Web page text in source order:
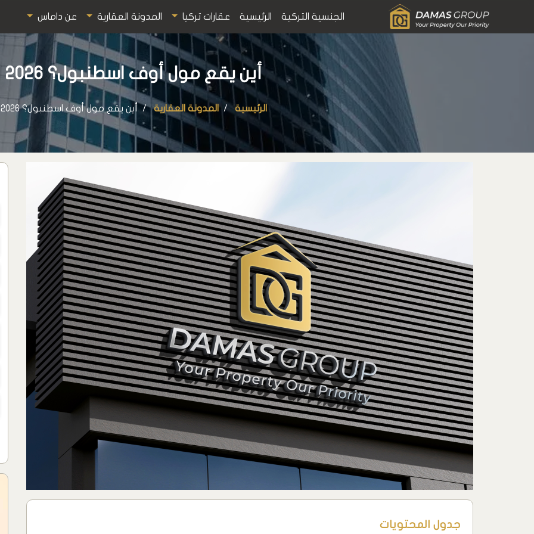
الجنسية التركية الرئيسية عقارات تركيا المدونة العقارية عن داماس
أين يقع مول أوف اسطنبول؟ 2026
الرئيسية المدونة العقارية أين يقع مول أوف اسطنبول؟ 2026
جدول المحتويات